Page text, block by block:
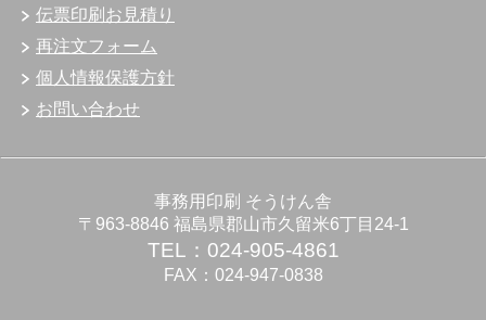
伝票印刷お見積り
再注文フォーム
個人情報保護方針
お問い合わせ
事務用印刷 そうけん舎
〒963-8846 福島県郡山市久留米6丁目24-1
TEL：024-905-4861
FAX：024-947-0838